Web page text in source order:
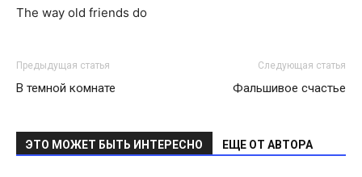
The way old friends do
Предыдущая статья
В темной комнате
Следующая статья
Фальшивое счастье
ЭТО МОЖЕТ БЫТЬ ИНТЕРЕСНО ЕЩЕ ОТ АВТОРА